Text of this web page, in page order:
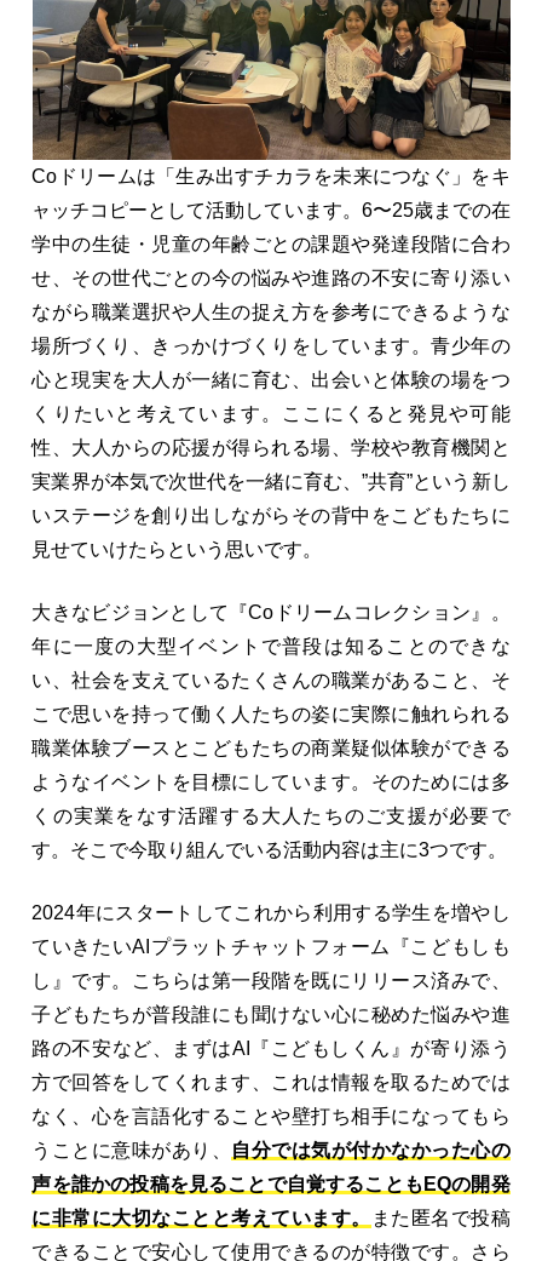
Coドリームは「生み出すチカラを未来につなぐ」をキ
ャッチコピーとして活動しています。6〜25歳までの在
学中の生徒・児童の年齢ごとの課題や発達段階に合わ
せ、その世代ごとの今の悩みや進路の不安に寄り添い
ながら職業選択や人生の捉え方を参考にできるような
場所づくり、きっかけづくりをしています。青少年の
心と現実を大人が一緒に育む、出会いと体験の場をつ
くりたいと考えています。ここにくると発見や可能
性、大人からの応援が得られる場、学校や教育機関と
実業界が本気で次世代を一緒に育む、”共育”という新し
いステージを創り出しながらその背中をこどもたちに
見せていけたらという思いです。
大きなビジョンとして『Coドリームコレクション』。
年に一度の大型イベントで普段は知ることのできな
い、社会を支えているたくさんの職業があること、そ
こで思いを持って働く人たちの姿に実際に触れられる
職業体験ブースとこどもたちの商業疑似体験ができる
ようなイベントを目標にしています。そのためには多
くの実業をなす活躍する大人たちのご支援が必要で
す。そこで今取り組んでいる活動内容は主に3つです。
2024年にスタートしてこれから利用する学生を増やし
ていきたいAIプラットチャットフォーム『こどもしも
し』です。こちらは第一段階を既にリリース済みで、
子どもたちが普段誰にも聞けない心に秘めた悩みや進
路の不安など、まずはAI『こどもしくん』が寄り添う
方で回答をしてくれます、これは情報を取るためでは
なく、心を言語化することや壁打ち相手になってもら
うことに意味があり、
自分では気が付かなかった心の
声を誰かの投稿を見ることで自覚することもEQの開発
に非常に大切なことと考えています。
また匿名で投稿
できることで安心して使用できるのが特徴です。さら